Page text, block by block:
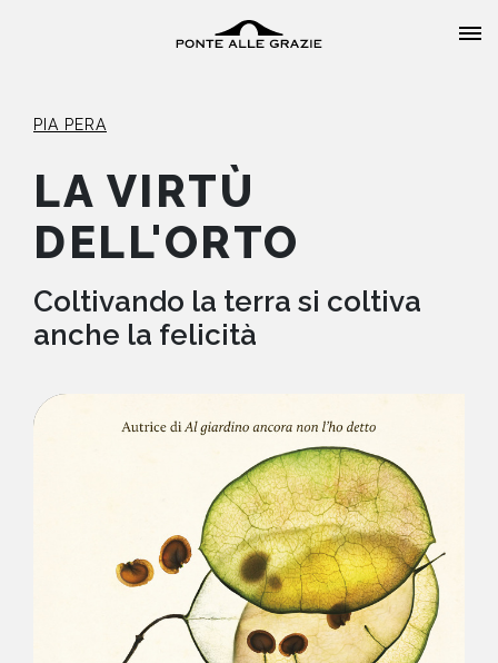
HOME
CHI SIAMO
AUTORI
EVENTI
NEWS
CONTATTI
PIA PERA
LA VIRTÙ
DELL'ORTO
Coltivando la terra si coltiva
anche la felicità